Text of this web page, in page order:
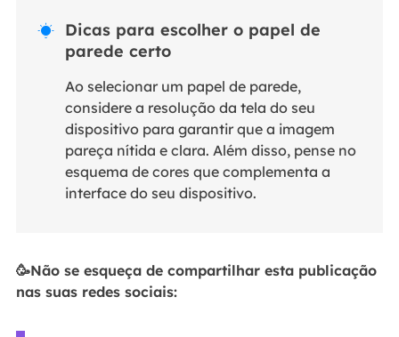

Dicas para escolher o papel de
parede certo
Ao selecionar um papel de parede,
considere a resolução da tela do seu
dispositivo para garantir que a imagem
pareça nítida e clara. Além disso, pense no
esquema de cores que complementa a
interface do seu dispositivo.
🥳Não se esqueça de compartilhar esta publicação
nas suas redes sociais: